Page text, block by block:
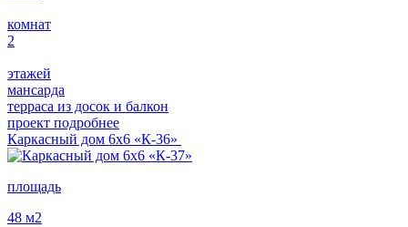
комнат
2
этажей
мансарда
терраса из досок и балкон
проект подробнее
Каркасный дом 6х6 «К-36»
площадь
48 м2